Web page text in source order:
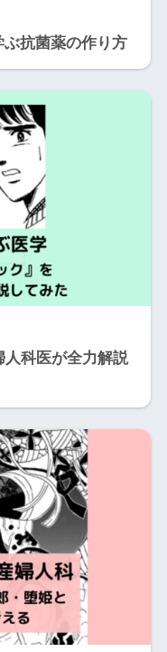
ぶ抗菌薬の作り方
人科医が全力解説